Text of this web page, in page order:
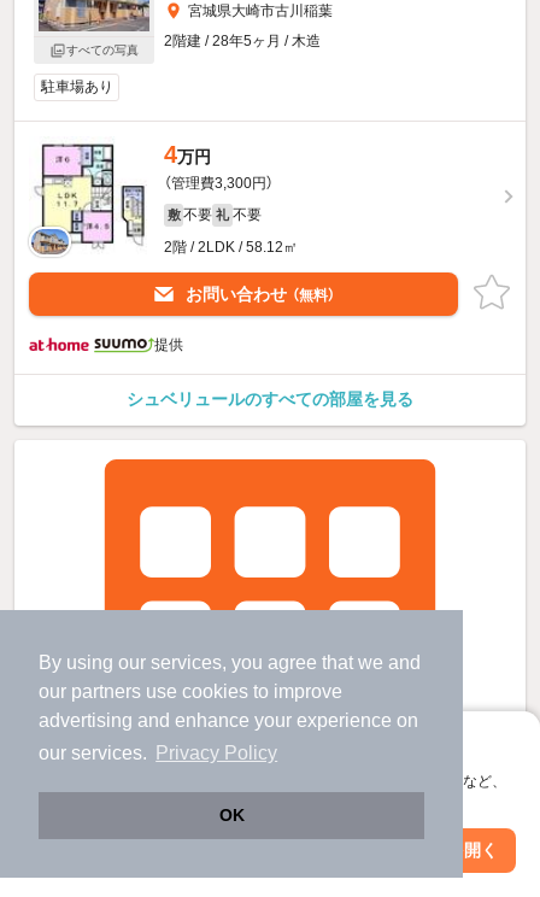
By using our services, you agree that we and
our partners use cookies to improve
advertising and enhance your experience on
our services.
Privacy Policy
OK
アプリに切り替えて、サクサクお部屋探し
会員登録なしですぐ使える。マップ検索やお気に入り保存など、
アプリを開く
すべての写真
宮城県大崎市古川稲葉
2階建 / 28年5ヶ月 / 木造
駐車場あり
4万円
（管理費3,300円）
敷 不要 礼 不要
2階 / 2LDK / 58.12㎡
お問い合わせ （無料）
提供
シュベリュールのすべての部屋を見る
絞り込み条件を変更